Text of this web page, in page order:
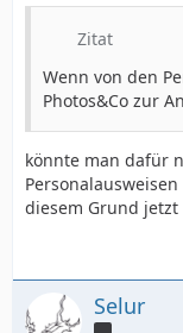
Zitat
Wenn von den
Photos&Co zur
könnte man dafür
diesem Grund jetzt
Selur